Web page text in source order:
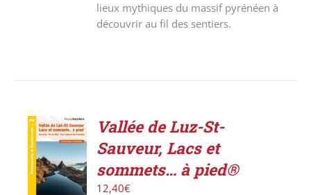
lieux mythiques du massif pyrénéen à
découvrir au fil des sentiers.
ACHETER
LE
PRODUIT
/
Vallée de Luz-St-
Sauveur, Lacs et
sommets… à pied®
12,40€